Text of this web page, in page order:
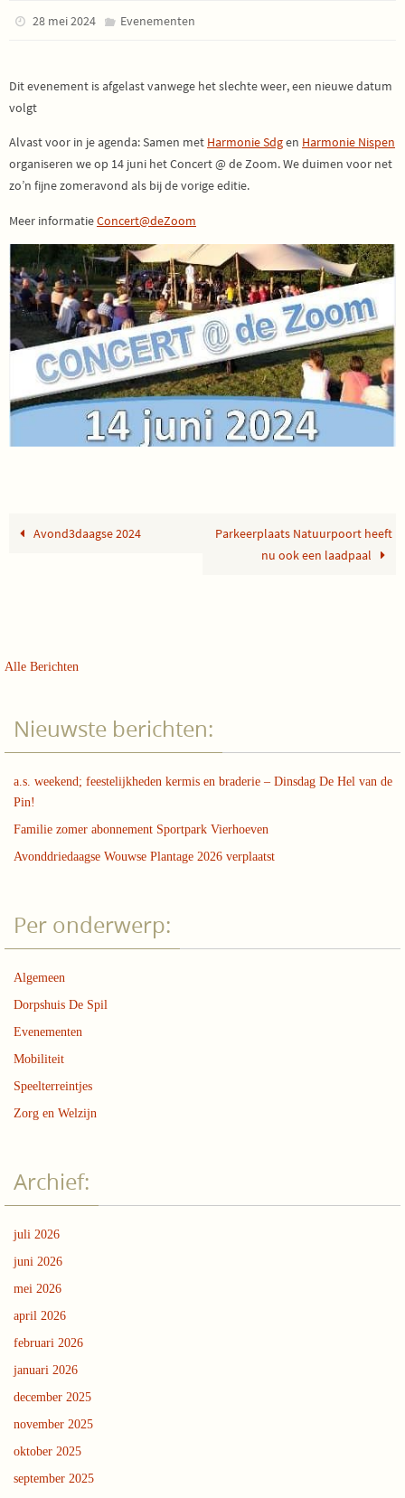
28 mei 2024 Evenementen
Dit evenement is afgelast vanwege het slechte weer, een nieuwe datum
volgt
Alvast voor in je agenda: Samen met Harmonie Sdgen Harmonie Nispen
organiseren we op 14 juni het Concert @ de Zoom. We duimen voor net
zo’n fijne zomeravond als bij de vorige editie.
Meer informatieConcert@deZoom
Avond3daagse 2024
Parkeerplaats Natuurpoort heeft
nu ook een laadpaal
Alle Berichten
Nieuwste berichten:
a.s. weekend; feestelijkheden kermis en braderie – Dinsdag De Hel van de
Pin!
Familie zomer abonnement Sportpark Vierhoeven
Avonddriedaagse Wouwse Plantage 2026 verplaatst
Per onderwerp:
Algemeen
Dorpshuis De Spil
Evenementen
Mobiliteit
Speelterreintjes
Zorg en Welzijn
Archief:
juli 2026
juni 2026
mei 2026
april 2026
februari 2026
januari 2026
december 2025
november 2025
oktober 2025
september 2025